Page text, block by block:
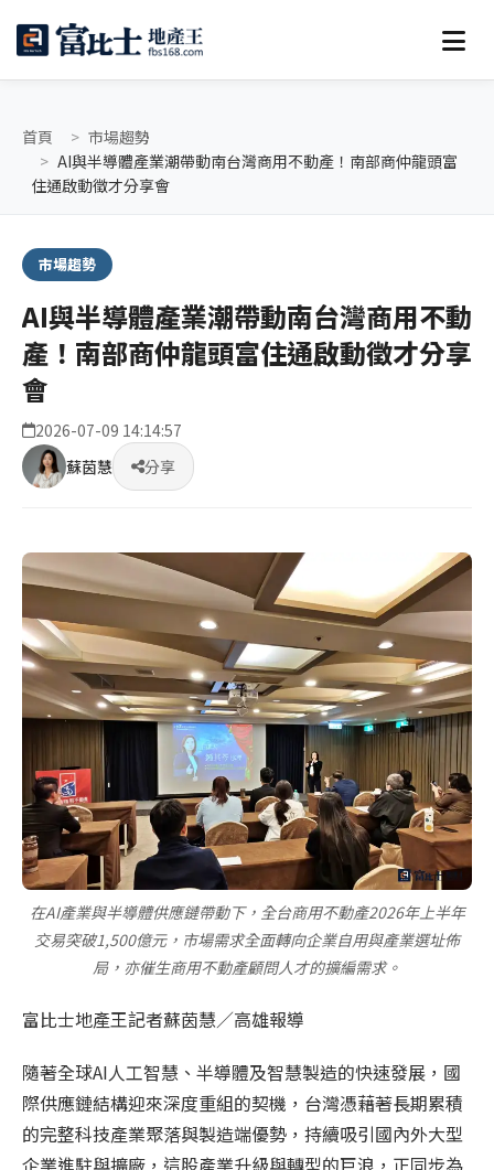
首頁
市場趨勢
AI與半導體產業潮帶動南台灣商用不動產！南部商仲龍頭富
住通啟動徵才分享會
市場趨勢
AI與半導體產業潮帶動南台灣商用不動
產！南部商仲龍頭富住通啟動徵才分享
會
2026-07-09 14:14:57
蘇茵慧
分享
在AI產業與半導體供應鏈帶動下，全台商用不動產2026年上半年
交易突破1,500億元，市場需求全面轉向企業自用與產業選址佈
局，亦催生商用不動產顧問人才的擴編需求。
富比士地產王記者蘇茵慧／高雄報導
隨著全球AI人工智慧、半導體及智慧製造的快速發展，國
際供應鏈結構迎來深度重組的契機，台灣憑藉著長期累積
的完整科技產業聚落與製造端優勢，持續吸引國內外大型
企業進駐與擴廠，這股產業升級與轉型的巨浪，正同步為